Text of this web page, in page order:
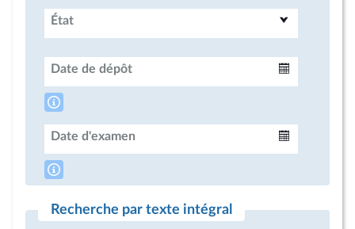
État
Date de dépôt
Date d'examen
Recherche par texte intégral